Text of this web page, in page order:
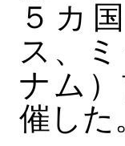
５カ
ス、
ナム
催した